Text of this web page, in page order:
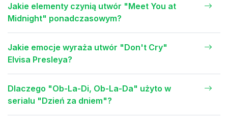
Jakie elementy czynią utwór "Meet You at
Midnight" ponadczasowym?
Jakie emocje wyraża utwór "Don't Cry"
Elvisa Presleya?
Dlaczego "Ob-La-Di, Ob-La-Da" użyto w
serialu "Dzień za dniem"?